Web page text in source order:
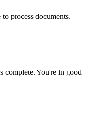
process documents.
complete. You're in good